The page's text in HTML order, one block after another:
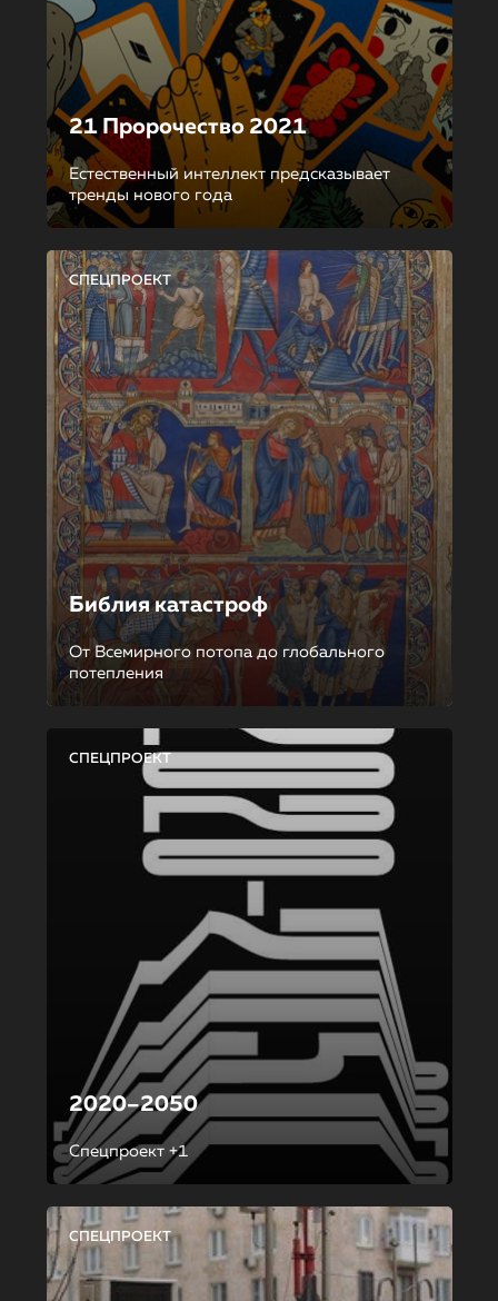
21 Пророчество 2021
Естественный интеллект предсказывает
тренды нового года
СПЕЦПРОЕКТ
Библия катастроф
От Всемирного потопа до глобального
потепления
СПЕЦПРОЕКТ
2020–2050
Спецпроект +1
СПЕЦПРОЕКТ